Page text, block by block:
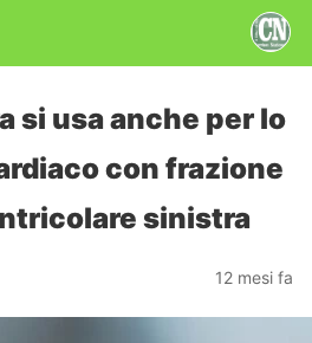
si usa anche per lo
con frazione
sinistra
12 mesi fa